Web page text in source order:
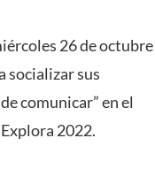
26 de octubre
socializar sus
comunicar” en el
2022.